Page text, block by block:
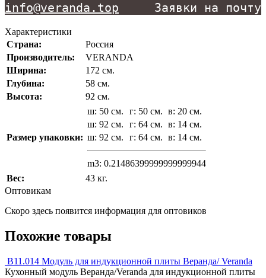
info@veranda.top
Заявки на
Характеристики
Cтрана:
Россия
Производитель:
VERANDA
Ширина:
172 см.
Глубина:
58 см.
Высота:
92 см.
Размер упаковки:
ш: 50 см. г: 50 см. в: 20 см.
ш: 92 см.
г: 64 см. в: 14 см.
ш: 92 см.
г: 64 см. в: 14 см.
m3: 0.21486399999999999944
Вес:
43 кг.
Оптовикам
Скоро здесь появится информация для оптовиков
Похожие товары
В11.014 Модуль для индукционной плиты Веранда/ Veranda
Кухонный модуль Веранда/Veranda для индукционной плиты